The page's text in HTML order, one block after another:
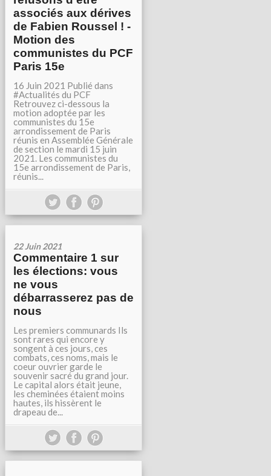
associés aux dérives
de Fabien Roussel ! -
Motion des
communistes du PCF
Paris 15e
16 Juin 2021 Publié dans
#Actualités du PCF
Retrouvez ci-dessous la
motion adoptée par les
communistes du 15e
arrondissement de Paris
réunis en Assemblée Générale
de section le mardi 15 juin
2021. Les communistes du
15e arrondissement de Paris,
réunis...
22 Juin 2021
Commentaire 1 sur
les élections: vous
ne vous
débarrasserez pas de
nous
Les premiers communards Ils
sont rares qui encore y
songent à ces jours, ces
combats, ces noms, mais le
coeur ouvrier garde le
souvenir sacré du grand jour.
Le capital alors était jeune,
les cheminées étaient moins
hautes, ils hissèrent le
drapeau de...